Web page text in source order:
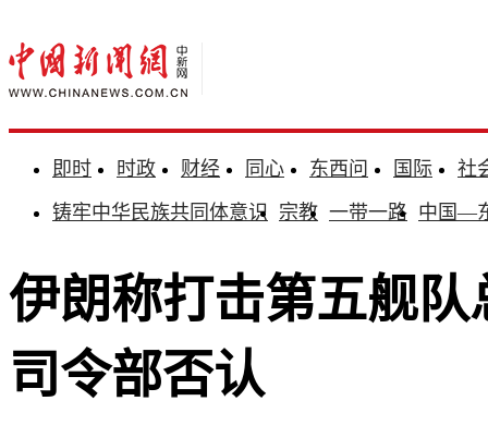
即时 时政 财经 同心 东西问 国际
社
铸牢中华民族共同体意识 宗教 一带一路 中国—
伊朗称打击第五舰
司令部否认